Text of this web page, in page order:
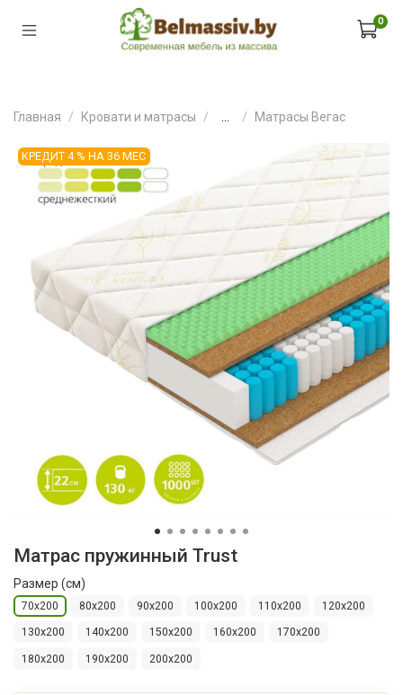
0
Главная Кровати и матрасы Матрасы Вегас
КРЕДИТ 4 % НА 36 МЕС
Матрас пружинный Trust
Размер (см)
70х200 80х200 90х200 100x200 110х200 120х200
130х200 140х200 150х200 160х200 170х200
180х200 190х200 200х200